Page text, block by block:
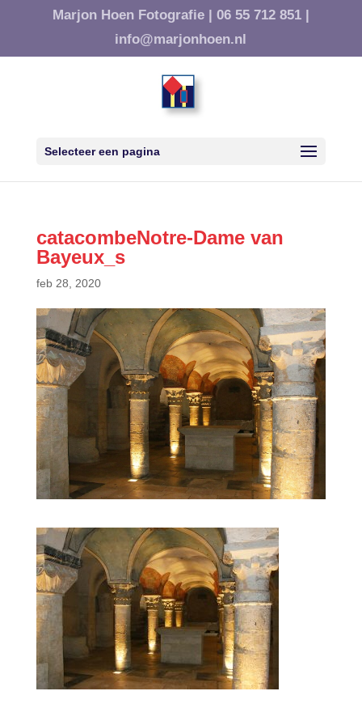
Marjon Hoen Fotografie | 06 55 712 851 |
info@marjonhoen.nl
Selecteer een pagina
catacombeNotre-Dame van
Bayeux_s
feb 28, 2020